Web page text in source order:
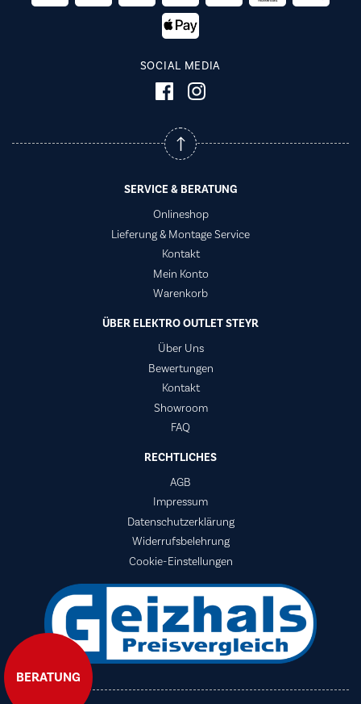
BERATUNG
SOCIAL MEDIA
SERVICE & BERATUNG
Onlineshop
Lieferung & Montage Service
Kontakt
Mein Konto
Warenkorb
ÜBER ELEKTRO OUTLET STEYR
Über Uns
Bewertungen
Kontakt
Showroom
FAQ
RECHTLICHES
AGB
Impressum
Datenschutzerklärung
Widerrufsbelehrung
Cookie-Einstellungen